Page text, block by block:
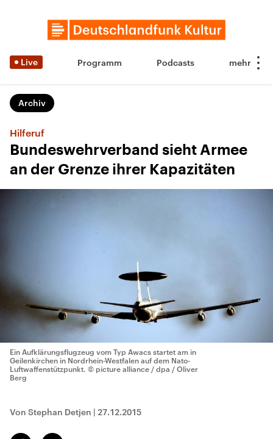
Live Programm Podcasts
Archiv
Hilferuf
Bundeswehrverband sieht Armee
an der Grenze ihrer Kapazitäten
Ein Aufklärungsflugzeug vom Typ Awacs startet am in
Geilenkirchen in Nordrhein-Westfalen auf dem Nato-
Luftwaffenstützpunkt. © picture alliance / dpa / Oliver
Berg
Von Stephan Detjen | 27.12.2015